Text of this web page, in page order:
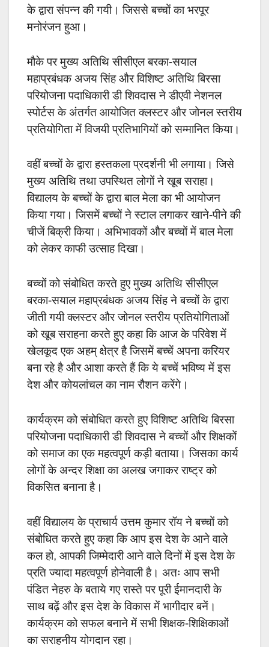
के द्वारा संपन्न की गयी। जिससे बच्चों का भरपूर
मनोरंजन हुआ।
मौके पर मुख्य अतिथि सीसीएल बरका-सयाल
महाप्रबंधक अजय सिंह और विशिष्ट अतिथि बिरसा
परियोजना पदाधिकारी डी शिवदास ने डीएवी नेशनल
स्पोर्टस के अंतर्गत आयोजित क्लस्टर और जोनल स्तरीय
प्रतियोगिता में विजयी प्रतिभागियों को सम्मानित किया।
वहीं बच्चों के द्वारा हस्तकला प्रदर्शनी भी लगाया। जिसे
मुख्य अतिथि तथा उपस्थित लोगों ने खूब सराहा।
विद्यालय के बच्चों के द्वारा बाल मेला का भी आयोजन
किया गया। जिसमें बच्चों ने स्टाल लगाकर खाने-पीने की
चीजें बिक्री किया। अभिभावकों और बच्चों में बाल मेला
को लेकर काफी उत्साह दिखा।
बच्चों को संबोधित करते हुए मुख्य अतिथि सीसीएल
बरका-सयाल महाप्रबंधक अजय सिंह ने बच्चों के द्वारा
जीती गयी क्लस्टर और जोनल स्तरीय प्रतियोगिताओं
को खूब सराहना करते हुए कहा कि आज के परिवेश में
खेलकूद एक अहम् क्षेत्र है जिसमें बच्चें अपना करियर
बना रहे है और आशा करते हैं कि ये बच्चें भविष्य में इस
देश और कोयलांचल का नाम रौशन करेंगे।
कार्यक्रम को संबोधित करते हुए विशिष्ट अतिथि बिरसा
परियोजना पदाधिकारी डी शिवदास ने बच्चों और शिक्षकों
को समाज का एक महत्वपूर्ण कड़ी बताया। जिसका कार्य
लोगों के अन्दर शिक्षा का अलख जगाकर राष्ट्र को
विकसित बनाना है।
वहीं विद्यालय के प्राचार्य उत्तम कुमार रॉय ने बच्चों को
संबोधित करते हुए कहा कि आप इस देश के आने वाले
कल हो, आपकी जिम्मेदारी आने वाले दिनों में इस देश के
प्रति ज्यादा महत्वपूर्ण होनेवाली है। अतः आप सभी
पंडित नेहरु के बताये गए रास्ते पर पूरी ईमानदारी के
साथ बढ़ें और इस देश के विकास में भागीदार बनें।
कार्यक्रम को सफल बनाने में सभी शिक्षक-शिक्षिकाओं
का सराहनीय योगदान रहा।